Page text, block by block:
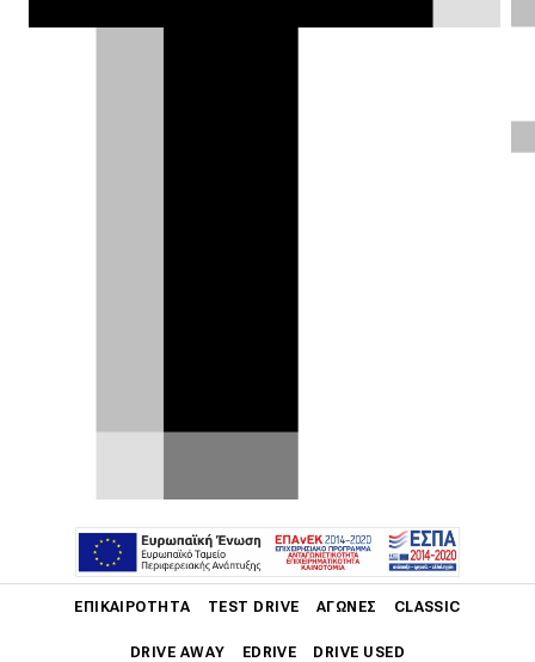
ΕΠΙΚΑΙΡΌΤΗΤΑ TEST DRIVE ΑΓΏΝΕΣ CLASSIC
DRIVE AWAY EDRIVE DRIVE USED
από το κοντά το εμβληματικό μοντέλο